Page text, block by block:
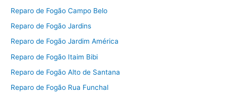
Reparo de Fogão Campo Belo
Reparo de Fogão Jardins
Reparo de Fogão Jardim América
Reparo de Fogão Itaim Bibi
Reparo de Fogão Alto de Santana
Reparo de Fogão Rua Funchal